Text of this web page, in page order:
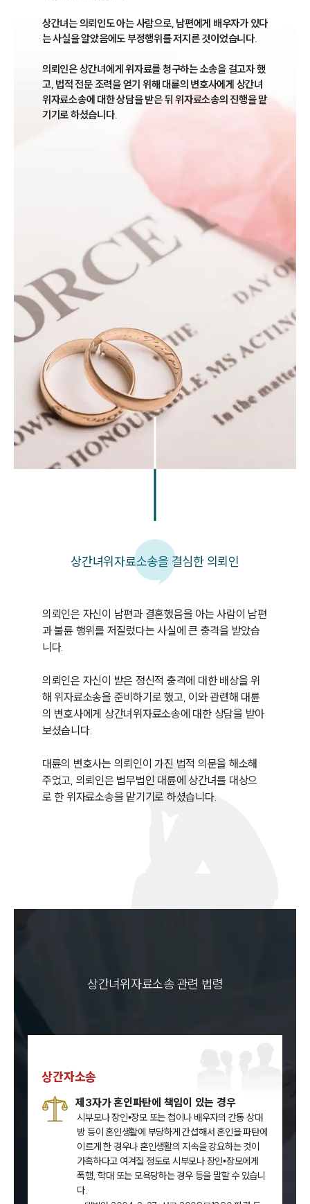
상간녀는 의뢰인도 아는 사람으로, 남편에게 배우자가 있다
는 사실을 알았음에도 부정행위를 저지른 것이었습니다.
의뢰인은 상간녀에게 위자료를 청구하는 소송을 걸고자 했
고, 법적 전문 조력을 얻기 위해 대륜의 변호사에게 상간녀
위자료소송에 대한 상담을 받은 뒤 위자료소송의 진행을 맡
기기로 하셨습니다.
상간녀위자료소송을 결심한 의뢰인
의뢰인은 자신이 남편과 결혼했음을 아는 사람이 남편
과 불륜 행위를 저질렀다는 사실에 큰 충격을 받았습
니다.
의뢰인은 자신이 받은 정신적 충격에 대한 배상을 위
해 위자료소송을 준비하기로 했고, 이와 관련해 대륜
의 변호사에게 상간녀위자료소송에 대한 상담을 받아
보셨습니다.
대륜의 변호사는 의뢰인이 가진 법적 의문을 해소해
주었고, 의뢰인은 법무법인 대륜에 상간녀를 대상으
로 한 위자료소송을 맡기기로 하셨습니다.
상간녀위자료소송 관련 법령
상간자소송
제3자가 혼인파탄에 책임이 있는 경우
시부모나 장인•장모 또는 첩이나 배우자의 간통 상대
방 등이 혼인생활에 부당하게 간섭해서 혼인을 파탄에
이르게 한 경우나 혼인생활의 지속을 강요하는 것이
가혹하다고 여겨질 정도로 시부모나 장인•장모에게
폭행, 학대 또는 모욕당하는 경우 등을 말할 수 있습니
다.